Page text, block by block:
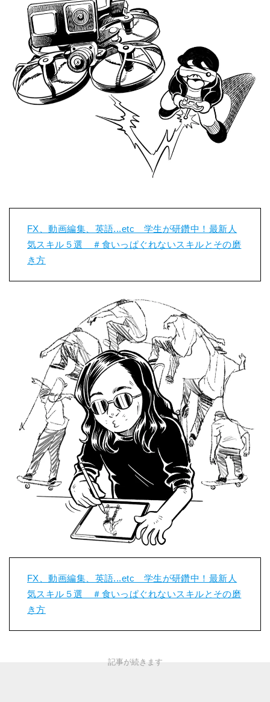
FX、動画編集、英語...etc 学生が研鑽中！最新人
気スキル５選 ＃食いっぱぐれないスキルとその磨
き方
FX、動画編集、英語...etc 学生が研鑽中！最新人
気スキル５選 ＃食いっぱぐれないスキルとその磨
き方